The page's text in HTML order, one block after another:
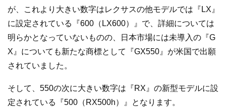
が、これより大きい数字はレクサスの他モデルでは『LX』
に設定されている『600（LX600）』で、詳細については
明らかとなっていないものの、日本市場には未導入の『G
X』についても新たな商標として『GX550』が米国で出願
されていました。
そして、550の次に大きい数字は『RX』の新型モデルに設
定されている『500（RX500h）』となります。